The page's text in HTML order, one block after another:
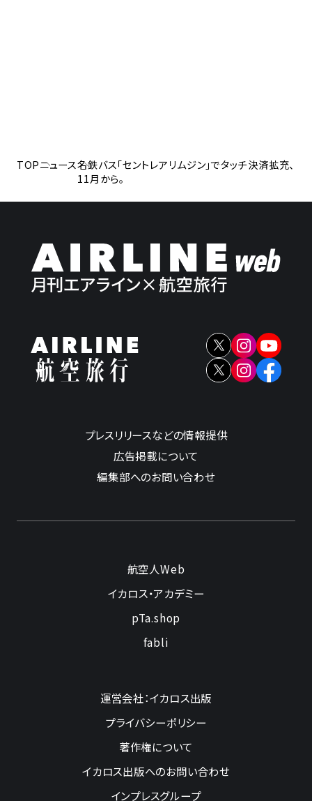
TOPニュース名鉄バス「セントレアリムジン」でタッチ決済拡充、
11月から。
プレスリリースなどの情報提供
広告掲載について
編集部へのお問い合わせ
航空人Web
イカロス・アカデミー
pTa.shop
fabli
運営会社：イカロス出版
プライバシーポリシー
著作権について
イカロス出版へのお問い合わせ
インプレスグループ